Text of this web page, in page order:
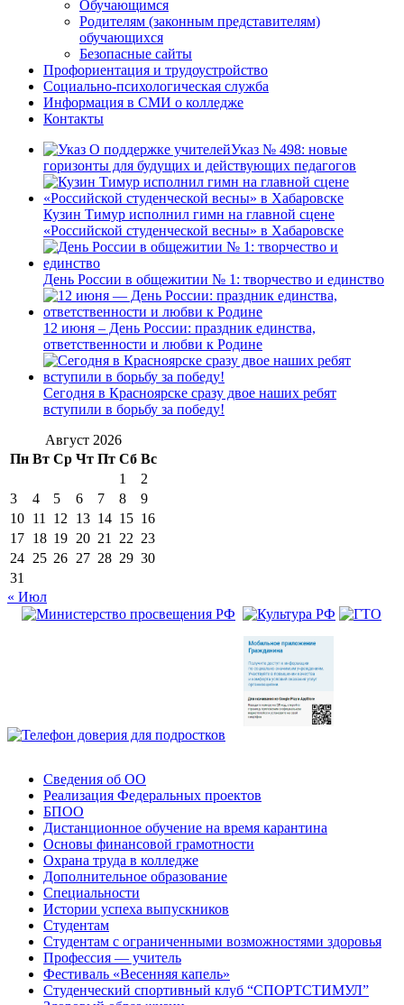
Обучающимся
Родителям (законным представителям)
обучающихся
Безопасные сайты
Профориентация и трудоустройство
Социально-психологическая служба
Информация в СМИ о колледже
Контакты
Указ № 498: новые
горизонты для будущих и действующих педагогов
Кузин Тимур исполнил гимн на главной сцене
«Российской студенческой весны» в Хабаровске
День России в общежитии № 1: творчество и единство
12 июня – День России: праздник единства,
ответственности и любви к Родине
Сегодня в Красноярске сразу двое наших ребят
вступили в борьбу за победу!
Август 2026
Пн Вт Ср Чт Пт Сб Вс
1
2
3
4 5 6 7 8
9
10 11 12 13 14 15 16
17 18 19 20 21 22 23
24 25 26 27 28 29 30
31
« Июл
Сведения об ОО
Реализация Федеральных проектов
БПОО
Дистанционное обучение на время карантина
Основы финансовой грамотности
Охрана труда в колледже
Дополнительное образование
Специальности
Истории успеха выпускников
Студентам
Студентам с ограниченными возможностями здоровья
Профессия — учитель
Фестиваль «Весенняя капель»
Студенческий спортивный клуб “СПОРТСТИМУЛ”